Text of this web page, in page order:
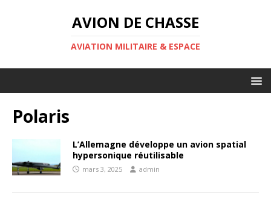
AVION DE CHASSE
AVIATION MILITAIRE & ESPACE
Polaris
L’Allemagne développe un avion spatial
hypersonique réutilisable
mars 3, 2025 admin